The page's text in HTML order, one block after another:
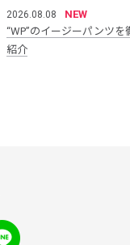
2026.08.08
NEW
“WP”のイージーパンツ
紹介